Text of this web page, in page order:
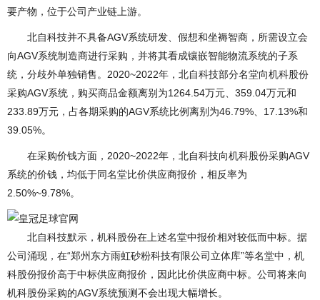
要产物，位于公司产业链上游。
北自科技并不具备AGV系统研发、假想和坐褥智商，所需设立会
向AGV系统制造商进行采购，并将其看成镶嵌智能物流系统的子系
统，分歧外单独销售。2020~2022年，北自科技部分名堂向机科股份
采购AGV系统，购买商品金额离别为1264.54万元、359.04万元和
233.89万元，占各期采购的AGV系统比例离别为46.79%、17.13%和
39.05%。
在采购价钱方面，2020~2022年，北自科技向机科股份采购AGV
系统的价钱，均低于同名堂比价供应商报价，相反率为
2.50%~9.78%。
北自科技默示，机科股份在上述名堂中报价相对较低而中标。据
公司涌现，在“郑州东方雨虹砂粉科技有限公司立体库”等名堂中，机
科股份报价高于中标供应商报价，因此比价供应商中标。公司将来向
机科股份采购的AGV系统预测不会出现大幅增长。